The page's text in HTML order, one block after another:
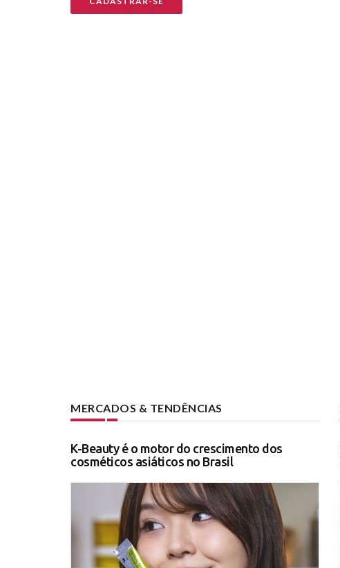
MERCADOS & TENDÊNCIAS
K-Beauty é o motor do crescimento dos
cosméticos asiáticos no Brasil